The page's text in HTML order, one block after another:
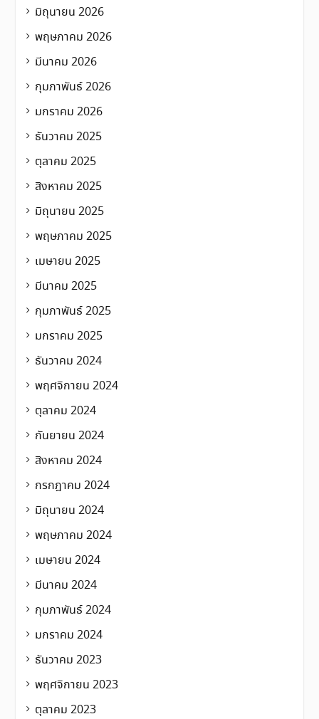
มิถุนายน 2026
พฤษภาคม 2026
มีนาคม 2026
กุมภาพันธ์ 2026
มกราคม 2026
ธันวาคม 2025
ตุลาคม 2025
สิงหาคม 2025
มิถุนายน 2025
พฤษภาคม 2025
เมษายน 2025
มีนาคม 2025
กุมภาพันธ์ 2025
มกราคม 2025
ธันวาคม 2024
พฤศจิกายน 2024
ตุลาคม 2024
กันยายน 2024
สิงหาคม 2024
กรกฎาคม 2024
มิถุนายน 2024
พฤษภาคม 2024
เมษายน 2024
มีนาคม 2024
กุมภาพันธ์ 2024
มกราคม 2024
ธันวาคม 2023
พฤศจิกายน 2023
ตุลาคม 2023